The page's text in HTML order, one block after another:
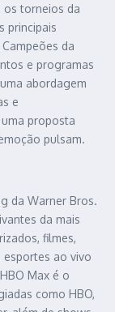
os torneios da
principais
da
e programas
abordagem
e
proposta
pulsam.
da Warner Bros.
da mais
filmes,
esportes ao vivo
Max é o
como HBO,